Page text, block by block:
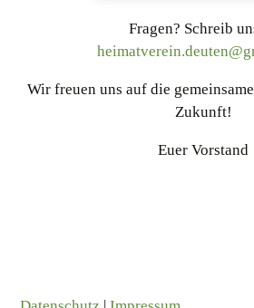
Fragen? Schreib
Wir freuen uns auf die
Zukunft!
Euer Vorstand